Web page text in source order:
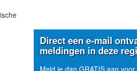
Direct een e-mail
meldingen in deze
Meld je dan GRATIS aan